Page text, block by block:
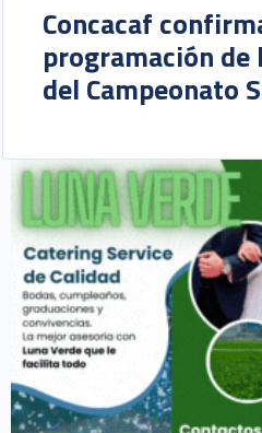
Concacaf
programación
del Campeonato